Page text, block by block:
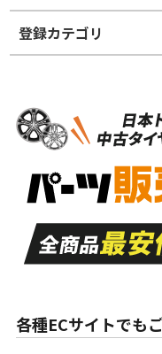
ホイールランク
S
品）
A
走行距離も少
目立つ傷もほ
ない中古品
な中古品
登録カテゴリ
タイヤホイールセット
各種ECサイトでも